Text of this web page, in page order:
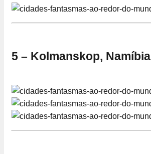
5 – Kolmanskop, Namíbia